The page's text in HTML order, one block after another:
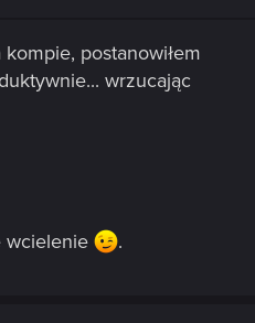
postanowiłem
wrzucając
wcielenie .